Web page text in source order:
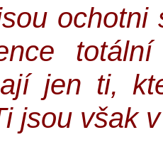
jen ti,
jsou však